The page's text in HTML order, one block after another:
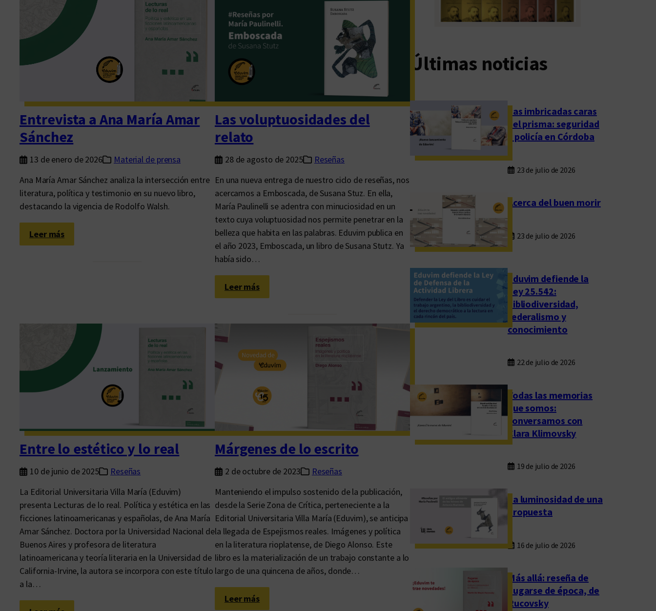
Entrevista a Ana María Amar
Sánchez
13 de enero de 2026
Material de prensa
Ana María Amar Sánchez analiza la intersección entre
literatura, política y testimonio en su nuevo libro,
destacando la vigencia de Rodolfo Walsh.
Leer más:
E
i
t
M
a
r
í
A
m
a
r
S
á
n
h
Las voluptuosidades del
relato
28 de agosto de 2025
Reseñas
En una nueva entrega de nuestro ciclo de reseñas, nos
acercamos a Emboscada, de Susana Stuz. En ella,
María Paulinelli se adentra con minuciosidad en un
texto cuya voluptuosidad nos permite penetrar en la
belleza que habita en las palabras. Eduvim publica en
el año 2023, Emboscada, un libro de Susana Stutz. Ya
había sido…
Leer más:
L
s
o
l
p
t
o
s
i
d
d
e
s
d
e
l
r
e
l
Entre lo estético y lo real
10 de junio de 2025
Reseñas
La Editorial Universitaria Villa María (Eduvim)
presenta Lecturas de lo real. Política y estética en las
ficciones latinoamericanas y españolas, de Ana María
Amar Sánchez. Doctora por la Universidad Nacional de
Buenos Aires y profesora de literatura
latinoamericana y teoría literaria en la Universidad de
California-Irvine, la autora se incorpora con este título
a la…
Márgenes de lo escrito
2 de octubre de 2023
Reseñas
Manteniendo el impulso sostenido de la publicación,
desde la Serie Zona de Crítica, perteneciente a la
Editorial Universitaria Villa María (Eduvim), se anticipa
la llegada de Espejismos reales. Imágenes y política
en la literatura rioplatense, de Diego Alonso. Este
libro es la materialización de un trabajo constante a lo
largo de una quincena de años, donde…
Leer más:
Últimas noticias
Las imbricadas caras
del prisma: seguridad
y policía en Córdoba
23 de julio de 2026
Acerca del buen morir
23 de julio de 2026
Eduvim defiende la
Ley 25.542:
bibliodiversidad,
federalismo y
conocimiento
22 de julio de 2026
Todas las memorias
que somos:
conversamos con
Clara Klimovsky
19 de julio de 2026
La luminosidad de una
propuesta
16 de julio de 2026
Más allá: reseña de
Fugarse de época, de
Rucovsky